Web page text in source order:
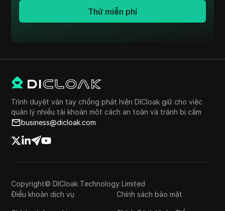
Thử miễn phí
Trình duyệt vân tay chống phát hiện DICloak giữ cho việc
quản lý nhiều tài khoản một cách an toàn và tránh bị cấm
business@dicloak.com
Copyright© DICloak Technology Limited
Điều khoản dịch vụ
Chính sách bảo mật